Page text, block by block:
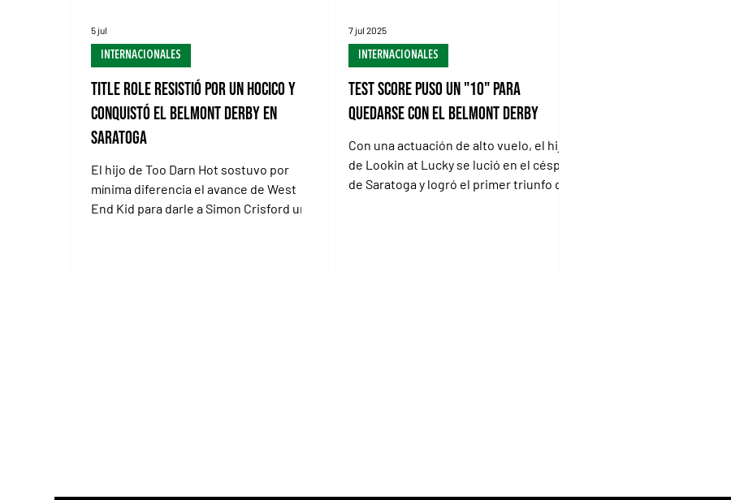
Title Role resistió por un hocico y
conquistó el Belmont Derby en
Saratoga
El hijo de Too Darn Hot sostuvo por
mínima diferencia el avance de West
End Kid para darle a Simon Crisford un
INTERNACIONALES
5 jul
Test Score puso un "10" para
quedarse con el Belmont Derby
Con una actuación de alto vuelo, el hijo
de Lookin at Lucky se lució en el césped
de Saratoga y logró el primer triunfo de
INTERNACIONALES
7 jul 2025